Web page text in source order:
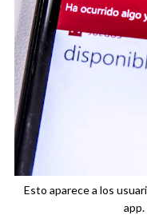
Esto aparece a los